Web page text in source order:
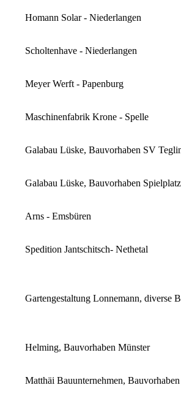
Homann Solar - Niederlangen
Scholtenhave - Niederlangen
Meyer Werft - Papenburg
Maschinenfabrik Krone - Spelle
Galabau Lüske, Bauvorhaben SV
Galabau Lüske, Bauvorhaben
Arns - Emsbüren
Spedition Jantschitsch- Nethetal
Gartengestaltung Lonnemann, diverse
Helming, Bauvorhaben Münster
Matthäi Bauunternehmen,